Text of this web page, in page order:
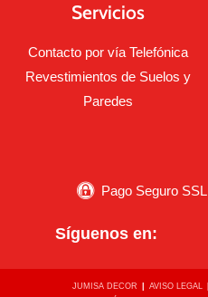
Servicios
Contacto por vía Telefónica
Revestimientos de Suelos y
Paredes
Pago Seguro SSL
Síguenos en:
JUMISA DECOR AVISO LEGAL